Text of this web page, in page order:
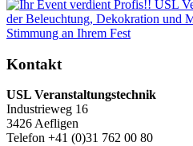
Kontakt
USL Veranstaltungstechnik
Industrieweg 16
3426 Aefligen
Telefon +41 (0)31 762 00 80